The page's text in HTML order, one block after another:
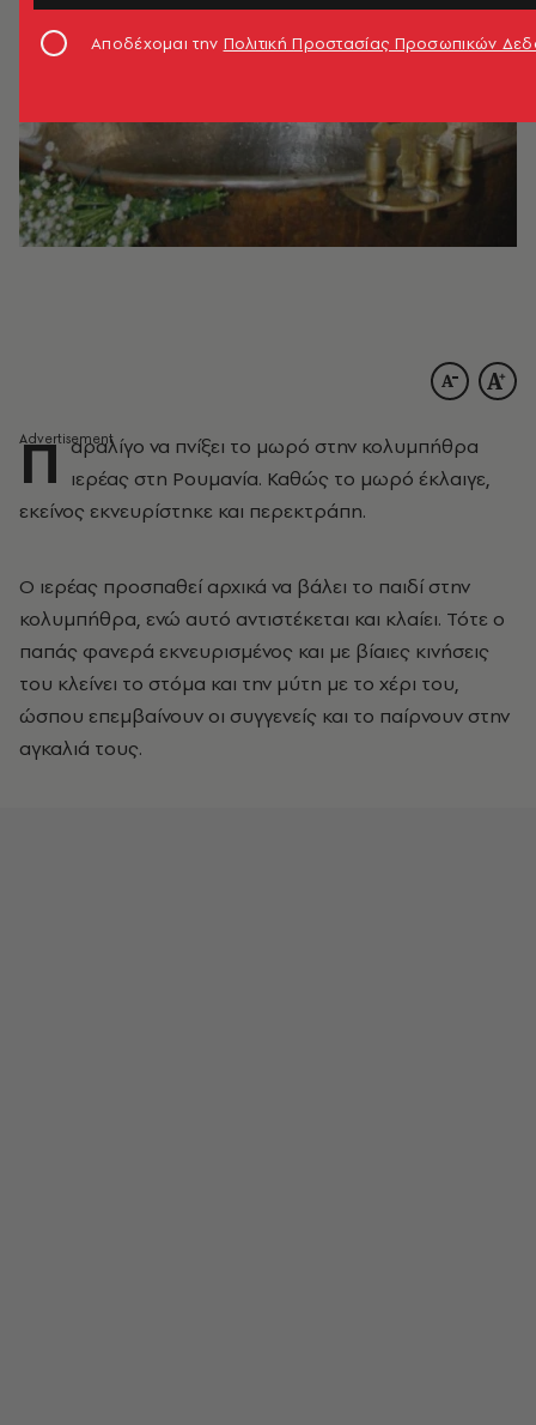
Π αραλίγο να πνίξει το μωρό στην κολυμπήθρα
ιερέας στη Ρουμανία. Καθώς το μωρό έκλαιγε,
εκείνος εκνευρίστηκε και περεκτράπη.
Ο ιερέας προσπαθεί αρχικά να βάλει το παιδί στην
κολυμπήθρα, ενώ αυτό αντιστέκεται και κλαίει. Τότε ο
παπάς φανερά εκνευρισμένος και με βίαιες κινήσεις
του κλείνει το στόμα και την μύτη με το χέρι του,
ώσπου επεμβαίνουν οι συγγενείς και το παίρνουν στην
αγκαλιά τους.
Αποδέχομαι την Πολιτική Προστασίας Προσωπικών